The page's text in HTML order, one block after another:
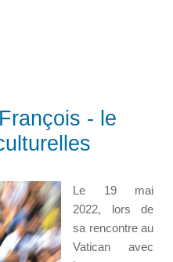
- le
Le 19 mai
2022, lors de
sa rencontre au
Vatican avec